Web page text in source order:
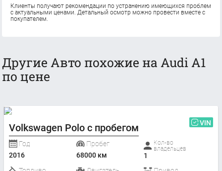
Клиенты получают рекомендации по устранению имеющихся проблем
с актуальными ценами. Детальный осмотр можно провести вместе с
покупателем.
Другие Авто похожие на Audi A1
по цене
Volkswagen Polo с пробегом VIN
Год
2016
Пробег
68000 км
Кол-во
владельцев
1